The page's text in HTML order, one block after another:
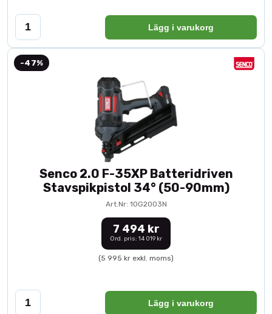
Lägg i varukorg
-47%
Senco 2.0 F-35XP Batteridriven
Stavspikpistol 34° (50-90mm)
Art.Nr: 10G2003N
7 494 kr
Ord. pris: 14 019 kr
(5 995 kr exkl. moms)
Lägg i varukorg